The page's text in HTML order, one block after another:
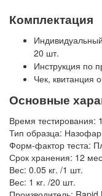
Комплектация
20 шт.
Инструкция по
Чек, квитанция
Основные
Время тестирования:
Тип образца:
Форм-фактор теста:
Срок хранения: 12
Вес: 0.05 кг. /1 шт.
Вес: 1 кг. /20 шт.